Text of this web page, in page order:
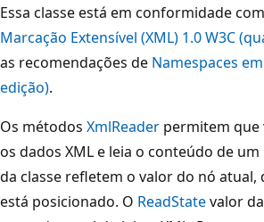
Essa classe está em conformidade
Marcação Extensível (XML) 1.0 W3C
as recomendações de Namespaces
edição).
Os métodos XmlReader permitem
os dados XML e leia o conteúdo de
da classe refletem o valor do nó atual,
está posicionado. O ReadStatevalor